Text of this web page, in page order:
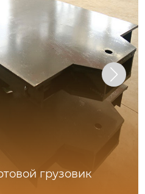
грузовик